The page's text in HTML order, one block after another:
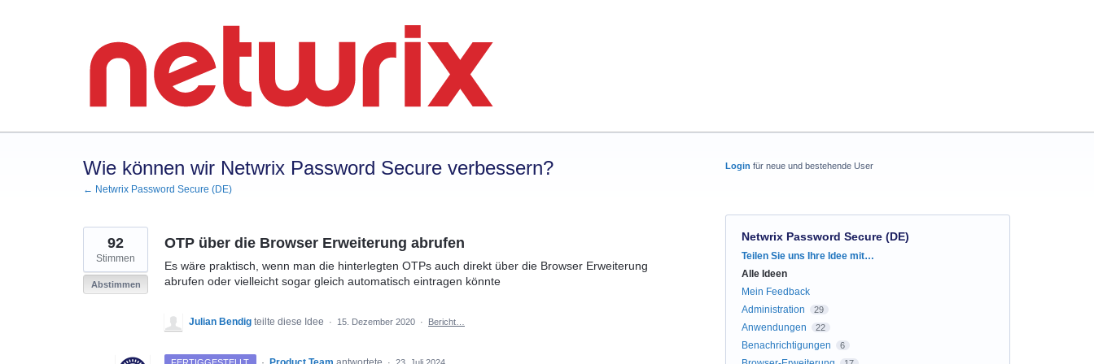
Wie können wir Netwrix Password Secure verbessern?
← Netwrix Password Secure (DE)
OTP über die Browser Erweiterung abrufen
Es wäre praktisch, wenn man die hinterlegten OTPs auch direkt über die Browser Erweiterung
abrufen oder vielleicht sogar gleich automatisch eintragen könnte
92
Stimmen
Abstimmen
Julian Bendig teilte diese Idee · 15. Dezember 2020 · Bericht…
Login für neue und bestehende User
Netwrix Password Secure (DE)
Kategorien
Teilen Sie uns Ihre Idee mit…
Alle Ideen
Mein Feedback
Administration
29
Anwendungen 22
Benachrichtigungen 6